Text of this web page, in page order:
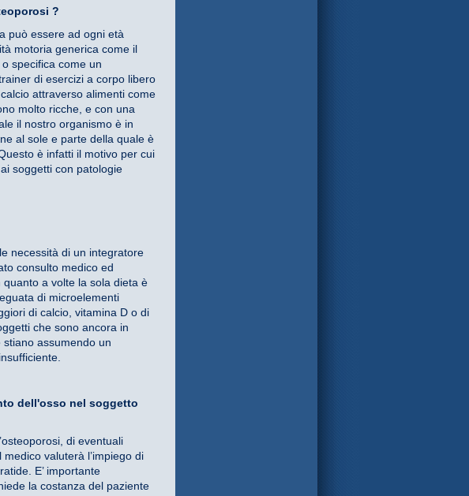
?
può essere ad ogni età
motoria generica come il
specifica come un
di esercizi a corpo libero
attraverso alimenti come
molto ricche, e con una
il nostro organismo è in
al sole e parte della quale è
è infatti il motivo per cui
soggetti con patologie
necessità di un integratore
consulto medico ed
a volte la sola dieta è
di microelementi
di calcio, vitamina D o di
che sono ancora in
assumendo un
dell'osso nel soggetto
di eventuali
valuterà l’impiego di
E’ importante
la costanza del paziente